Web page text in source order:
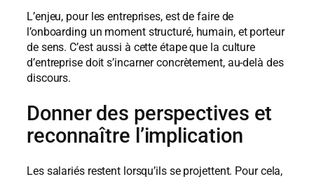
L’enjeu, pour les entreprises, est de faire de
l’onboarding un moment structuré, humain, et porteur
de sens. C’est aussi à cette étape que la culture
d’entreprise doit s’incarner concrètement, au-delà des
discours.
Donner des perspectives et
reconnaître l’implication
Les salariés restent lorsqu’ils se projettent. Pour cela,